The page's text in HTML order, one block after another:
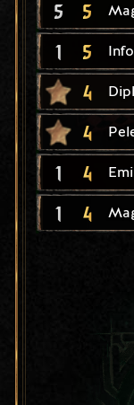
5 5
1 5
4
4
1 4
1 4